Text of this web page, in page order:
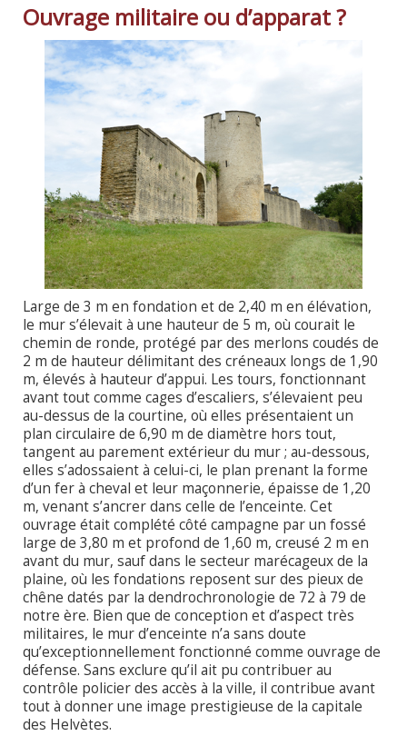
Ouvrage militaire ou d’apparat ?
Large de 3 m en fondation et de 2,40 m en élévation,
le mur s’élevait à une hauteur de 5 m, où courait le
chemin de ronde, protégé par des merlons coudés de
2 m de hauteur délimitant des créneaux longs de 1,90
m, élevés à hauteur d’appui. Les tours, fonctionnant
avant tout comme cages d’escaliers, s’élevaient peu
au-dessus de la courtine, où elles présentaient un
plan circulaire de 6,90 m de diamètre hors tout,
tangent au parement extérieur du mur ; au-dessous,
elles s’adossaient à celui-ci, le plan prenant la forme
d’un fer à cheval et leur maçonnerie, épaisse de 1,20
m, venant s’ancrer dans celle de l’enceinte. Cet
ouvrage était complété côté campagne par un fossé
large de 3,80 m et profond de 1,60 m, creusé 2 m en
avant du mur, sauf dans le secteur marécageux de la
plaine, où les fondations reposent sur des pieux de
chêne datés par la dendrochronologie de 72 à 79 de
notre ère. Bien que de conception et d’aspect très
militaires, le mur d’enceinte n’a sans doute
qu’exceptionnellement fonctionné comme ouvrage de
défense. Sans exclure qu’il ait pu contribuer au
contrôle policier des accès à la ville, il contribue avant
tout à donner une image prestigieuse de la capitale
des Helvètes.